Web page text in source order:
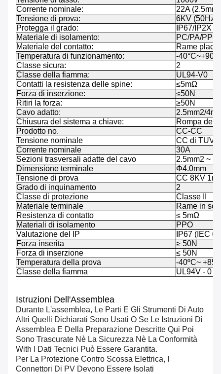
Corrente nominale:
22A
Tensione di prova:
6KV (50Hz)
Protegga il grado:
IP67/IP2X
Materiale di isolamento:
PC/PA/
Materiale del contatto:
Rame
Temperatura di funzionamento:
-
Classe sicura:
2
Classe della fiamma:
UL94-V0
Contatti la resistenza delle spine:
≤5mΩ
Forza di inserzione:
≤50N
Ritiri la forza:
≥50N
Cavo adatto:
2.5mm2/
Chiusura del sistema a chiave:
Rompa
Prodotto no.
CC-CC
Tensione nominale
CC di TUV
Corrente nominale
30A
Sezioni trasversali adatte del cavo
2.5mm2 ~
Dimensione terminale
Φ4.0mm
Tensione di prova
CC 8KV
Grado di inquinamento
2
Classe di protezione
Classe II
Materiale terminale
Rame in
Resistenza di contatto
≤ 5mΩ
Materiali di isolamento
PPO
Valutazione del IP
IP67 (IEC
Forza inserita
≥ 50N
Forza di inserzione
≤ 50N
Temperatura della prova
-40ºC~
Classe della fiamma
UL94V - 0
Istruzioni Dell'Assemblea
Durante L'assemblea, Le Parti E Gli Strumenti Di Auto
Altri Quelli Dichiarati Sono Usati O Se Le Istruzioni Di
Assemblea E Della Preparazione Descritte Qui Poi
Sono Trascurate Nè La Sicurezza Nè La Conformità
With I Dati Tecnici Può Essere Garantita.
Per La Protezione Contro Scossa Elettrica, I
Connettori Di PV Devono Essere Isolati